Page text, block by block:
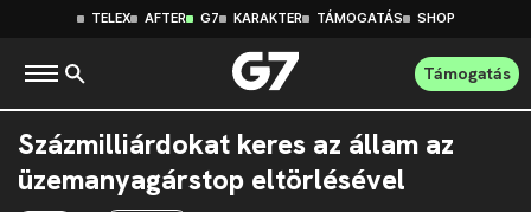
TELEX AFTER G7 KARAKTER TÁMOGATÁS SHOP
Támogatás
Százmilliárdokat keres az állam az
üzemanyagárstop eltörlésével